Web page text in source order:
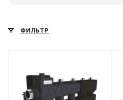
ФИЛЬТР